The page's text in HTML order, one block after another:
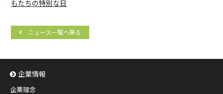
もたちの特別な日
ニュース一覧へ戻る
企業情報
企業理念